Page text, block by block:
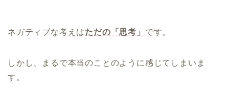
ネガティブな考えはただの「思考」 です。
しかし、まるで本当のことのように感じてしまいま
す。